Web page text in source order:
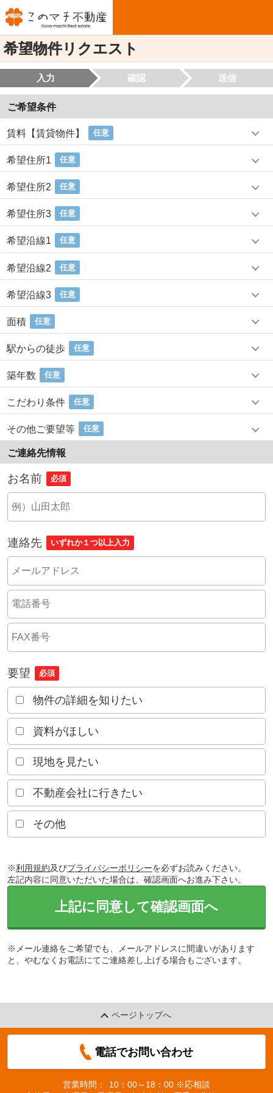
希望物件リクエスト
入力 確認 送信
ご希望条件
賃料【賃貸物件】 任意
希望住所1 任意
希望住所2 任意
希望住所3 任意
希望沿線1 任意
希望沿線2 任意
希望沿線3 任意
面積 任意
駅からの徒歩 任意
築年数 任意
こだわり条件 任意
その他ご要望等 任意
ご連絡先情報
お名前 必須
連絡先 いずれか１つ以上入力
要望 必須
物件の詳細を知りたい
資料がほしい
現地を見たい
不動産会社に行きたい
その他
※利用規約及びプライバシーポリシーを必ずお読みください。
左記内容に同意いただいた場合は、確認画面へお進み下さい。
上記に同意して確認画面へ
※メール連絡をご希望でも、メールアドレスに間違いがあります
と、やむなくお電話にてご連絡差し上げる場合もございます。
ページトップへ
電話でお問い合わせ
営業時間：
10：00～18：00 ※応相談